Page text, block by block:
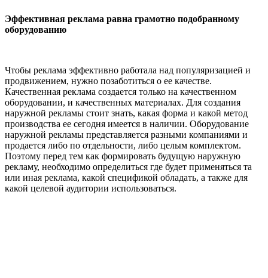
Эффективная реклама равна грамотно подобранному
оборудованию
Чтобы реклама эффективно работала над популяризацией и
продвижением, нужно позаботиться о ее качестве.
Качественная реклама создается только на качественном
оборудовании, и качественных материалах. Для создания
наружной рекламы стоит знать, какая форма и какой метод
производства ее сегодня имеется в наличии. Оборудование
наружной рекламы представляется разными компаниями и
продается либо по отдельности, либо целым комплектом.
Поэтому перед тем как формировать будущую наружную
рекламу, необходимо определиться где будет применяться та
или иная реклама, какой спецификой обладать, а также для
какой целевой аудитории использоваться.